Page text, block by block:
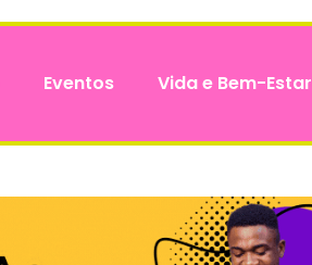
Eventos Vida e Bem-Estar